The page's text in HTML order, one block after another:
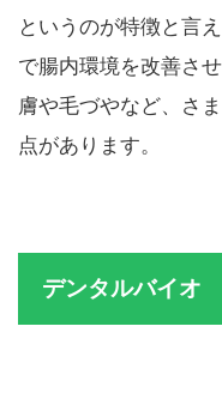
というのが特徴と言
で腸内環境を改善さ
膚や毛づやなど、さ
点があります。
デンタルバイオ